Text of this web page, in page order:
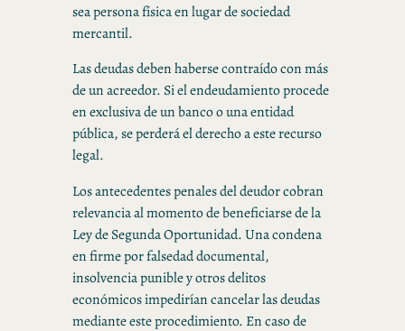
sea persona física en lugar de sociedad
mercantil.
Las deudas deben haberse contraído con más
de un acreedor. Si el endeudamiento procede
en exclusiva de un banco o una entidad
pública, se perderá el derecho a este recurso
legal.
Los antecedentes penales del deudor cobran
relevancia al momento de beneficiarse de la
Ley de Segunda Oportunidad. Una condena
en firme por falsedad documental,
insolvencia punible y otros delitos
económicos impedirían cancelar las deudas
mediante este procedimiento. En caso de